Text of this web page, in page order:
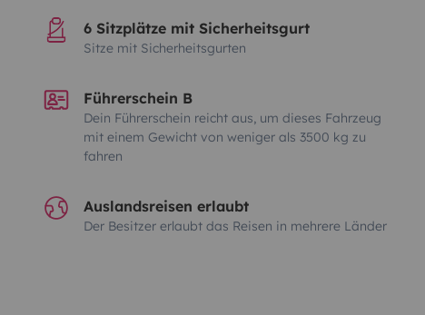
6 Sitzplätze mit Sicherheitsgurt
Sitze mit Sicherheitsgurten
Führerschein B
Dein Führerschein reicht aus, um dieses Fahrzeug
mit einem Gewicht von weniger als 3500 kg zu
fahren
Auslandsreisen erlaubt
Der Besitzer erlaubt das Reisen in mehrere Länder